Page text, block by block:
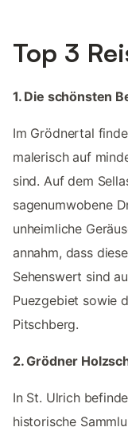
Top 3
1. Die schönsten
Im Grödnertal
malerisch auf
sind. Auf dem
sagenumwobene
unheimliche
annahm, dass
Sehenswert sind
Puezgebiet sowie
Pitschberg.
2. Grödner
In St. Ulrich
historische